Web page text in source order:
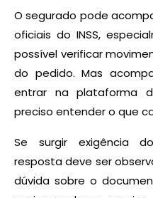
O segurado pode
oficiais do INSS,
possível verificar
do pedido. Mas
entrar na plataforma
preciso entender o que
Se surgir exigência
resposta deve ser
dúvida sobre o